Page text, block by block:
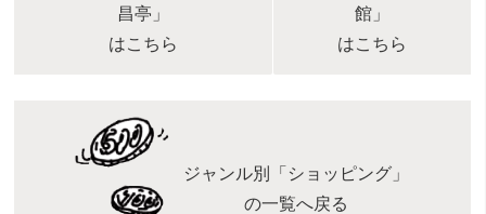
昌亭」
はこちら
館」
はこちら
ジャンル別「ショッピング」
の一覧へ戻る